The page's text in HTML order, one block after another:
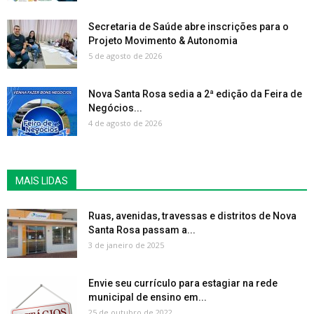
Secretaria de Saúde abre inscrições para o
Projeto Movimento & Autonomia
5 de agosto de 2026
Nova Santa Rosa sedia a 2ª edição da Feira de
Negócios...
4 de agosto de 2026
MAIS LIDAS
Ruas, avenidas, travessas e distritos de Nova
Santa Rosa passam a...
3 de janeiro de 2025
Envie seu currículo para estagiar na rede
municipal de ensino em...